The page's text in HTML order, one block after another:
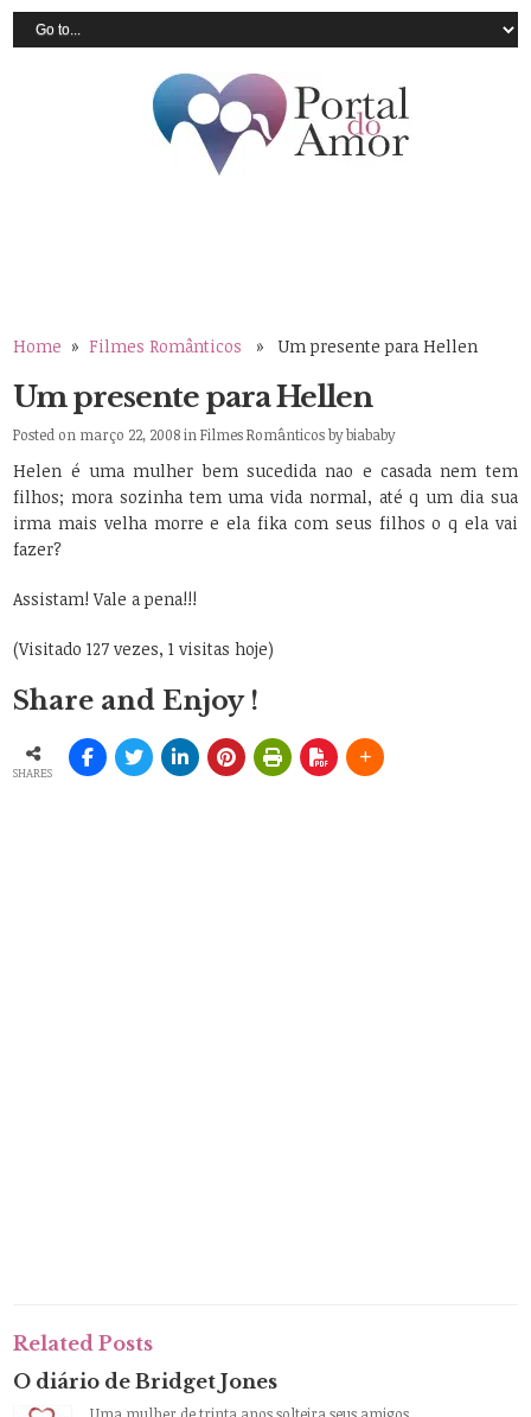
Home » Filmes Românticos » Um presente para Hellen
Um presente para Hellen
Posted on março 22, 2008 inFilmes Românticosbybiababy
Helen é uma mulher bem sucedida nao e casada nem tem
filhos; mora sozinha tem uma vida normal, até q um dia sua
irma mais velha morre e ela fika com seus filhos o q ela vai
fazer?
Assistam! Vale a pena!!!
(Visitado 127 vezes, 1 visitas hoje)
Share and Enjoy !
SHARES
Related Posts
O diário de Bridget Jones
Uma mulher de trinta anos solteira seus amigos